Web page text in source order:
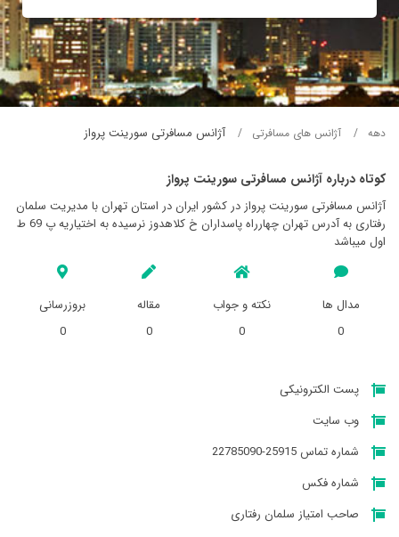
دهه آژانس های مسافرتی آژانس مسافرتی سورينت پرواز
کوتاه درباره آژانس مسافرتی سورينت پرواز
آژانس مسافرتی سورينت پرواز در کشور ایران در استان تهران با مدیریت سلمان
رفتاری به آدرس تهران چهارراه پاسداران خ کلاهدوز نرسیده به اختیاریه پ 69 ط
اول میباشد
مدال ها
0
نکته و جواب
0
مقاله
0
بروزرسانی
0
پست الکترونیکی
وب سایت
شماره تماس 25915-22785090
شماره فکس
صاحب امتیاز سلمان رفتاری